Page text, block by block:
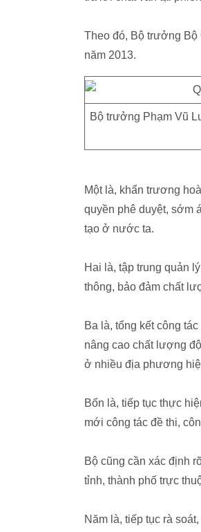
Theo đó, Bộ trưởng
năm 2013.
Bộ trưởng Phạm Vũ
Một là, khẩn trương
quyền phê duyệt, sớm
tạo ở nước ta.
Hai là, tập trung quản
thông, bảo đảm chất
Ba là, tổng kết công
nâng cao chất lượng
ở nhiều địa phương
Bốn là, tiếp tục thực
mới công tác đề thi,
Bộ cũng cần xác định
tỉnh, thành phố trực
Năm là, tiếp tục rà